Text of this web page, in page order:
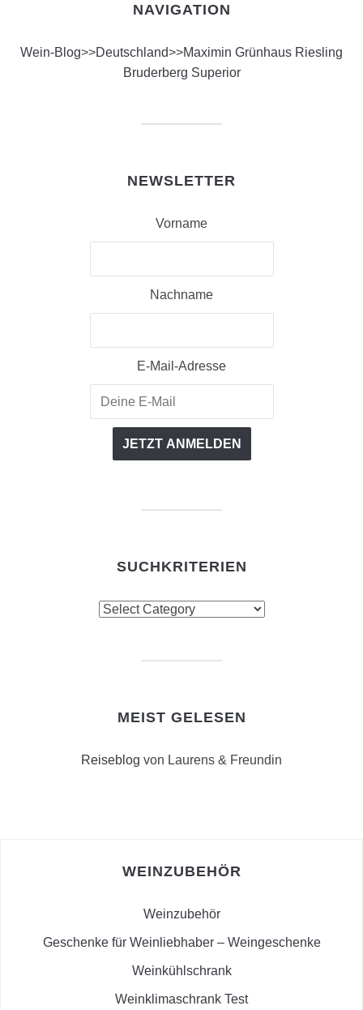
NAVIGATION
Wein-Blog>>Deutschland>>Maximin Grünhaus Riesling
Bruderberg Superior
NEWSLETTER
Vorname
Nachname
E-Mail-Adresse
SUCHKRITERIEN
MEIST GELESEN
Reiseblog von Laurens & Freundin
WEINZUBEHÖR
Weinzubehör
Geschenke für Weinliebhaber – Weingeschenke
Weinkühlschrank
Weinklimaschrank Test